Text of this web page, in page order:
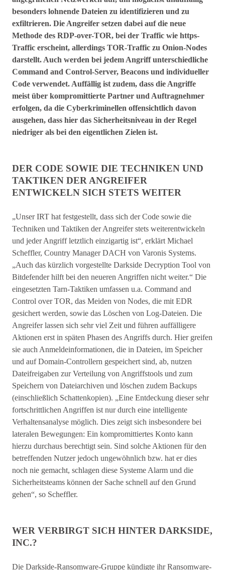
besonders lohnende Dateien zu identifizieren und zu
exfiltrieren. Die Angreifer setzen dabei auf die neue
Methode des RDP-over-TOR, bei der Traffic wie https-
Traffic erscheint, allerdings TOR-Traffic zu Onion-Nodes
darstellt. Auch werden bei jedem Angriff unterschiedliche
Command and Control-Server, Beacons und individueller
Code verwendet. Auffällig ist zudem, dass die Angriffe
meist über kompromittierte Partner und Auftragnehmer
erfolgen, da die Cyberkriminellen offensichtlich davon
ausgehen, dass hier das Sicherheitsniveau in der Regel
niedriger als bei den eigentlichen Zielen ist.
DER CODE SOWIE DIE TECHNIKEN UND
TAKTIKEN DER ANGREIFER
ENTWICKELN SICH STETS WEITER
„Unser IRT hat festgestellt, dass sich der Code sowie die
Techniken und Taktiken der Angreifer stets weiterentwickeln
und jeder Angriff letztlich einzigartig ist“, erklärt Michael
Scheffler, Country Manager DACH von Varonis Systems.
„Auch das kürzlich vorgestellte Darkside Decryption Tool von
Bitdefender hilft bei den neueren Angriffen nicht weiter.“ Die
eingesetzten Tarn-Taktiken umfassen u.a. Command and
Control over TOR, das Meiden von Nodes, die mit EDR
gesichert werden, sowie das Löschen von Log-Dateien. Die
Angreifer lassen sich sehr viel Zeit und führen auffälligere
Aktionen erst in späten Phasen des Angriffs durch. Hier greifen
sie auch Anmeldeinformationen, die in Dateien, im Speicher
und auf Domain-Controllern gespeichert sind, ab, nutzen
Dateifreigaben zur Verteilung von Angriffstools und zum
Speichern von Dateiarchiven und löschen zudem Backups
(einschließlich Schattenkopien). „Eine Entdeckung dieser sehr
fortschrittlichen Angriffen ist nur durch eine intelligente
Verhaltensanalyse möglich. Dies zeigt sich insbesondere bei
lateralen Bewegungen: Ein kompromittiertes Konto kann
hierzu durchaus berechtigt sein. Sind solche Aktionen für den
betreffenden Nutzer jedoch ungewöhnlich bzw. hat er dies
noch nie gemacht, schlagen diese Systeme Alarm und die
Sicherheitsteams können der Sache schnell auf den Grund
gehen“, so Scheffler.
WER VERBIRGT SICH HINTER DARKSIDE,
INC.?
Die Darkside-Ransomware-Gruppe kündigte ihr Ransomware-